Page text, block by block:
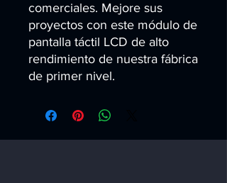
comerciales. Mejore sus
proyectos con este módulo de
pantalla táctil LCD de alto
rendimiento de nuestra fábrica
de primer nivel.